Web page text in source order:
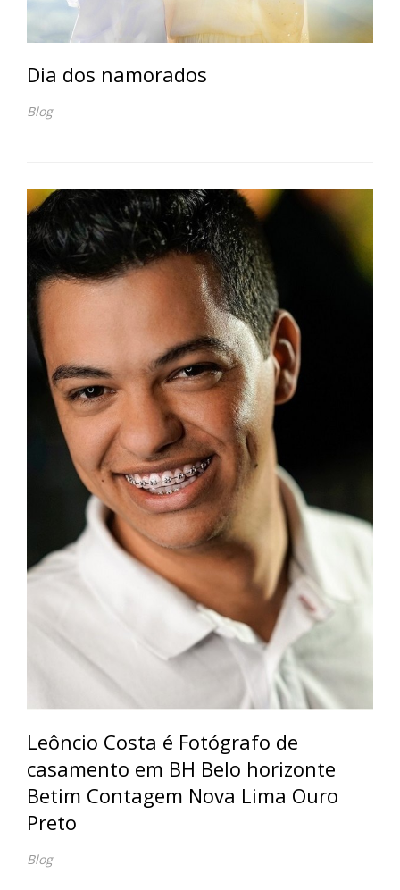
Dia dos namorados
Blog
Leôncio Costa é Fotógrafo de
casamento em BH Belo horizonte
Betim Contagem Nova Lima Ouro
Preto
Blog